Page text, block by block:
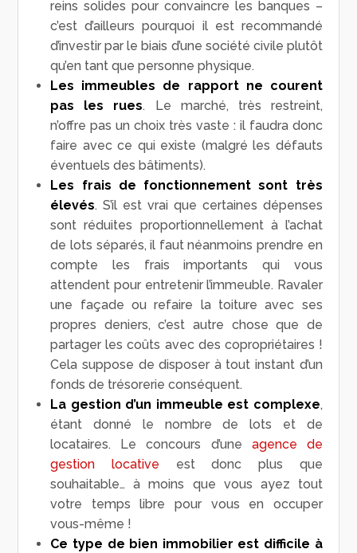
reins solides pour convaincre les banques –
c’est d’ailleurs pourquoi il est recommandé
d’investir par le biais d’une société civile plutôt
qu’en tant que personne physique.
Les immeubles de rapport ne courent
pas les rues. Le marché, très restreint,
n’offre pas un choix très vaste : il faudra donc
faire avec ce qui existe (malgré les défauts
éventuels des bâtiments).
Les frais de fonctionnement sont très
élevés. S’il est vrai que certaines dépenses
sont réduites proportionnellement à l’achat
de lots séparés, il faut néanmoins prendre en
compte les frais importants qui vous
attendent pour entretenir l’immeuble. Ravaler
une façade ou refaire la toiture avec ses
propres deniers, c’est autre chose que de
partager les coûts avec des copropriétaires !
Cela suppose de disposer à tout instant d’un
fonds de trésorerie conséquent.
La gestion d’un immeuble est complexe,
étant donné le nombre de lots et de
locataires. Le concours d’une agence de
gestion locative est donc plus que
souhaitable… à moins que vous ayez tout
votre temps libre pour vous en occuper
vous-même !
Ce type de bien immobilier est difficile à